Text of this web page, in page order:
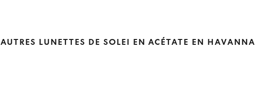
AUTRES LUNETTES DE SOLEI EN ACÉTATE EN HAVANNA